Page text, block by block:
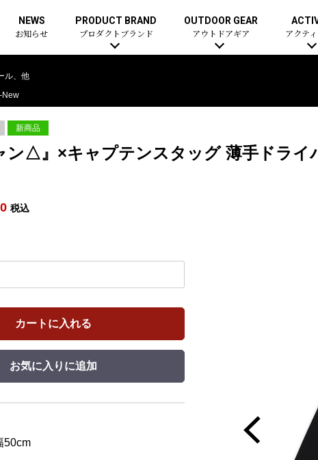
NEWS
お知らせ
PRODUCT BRAND
プロダクトブランド
OUTDOOR GEAR
アウトドアギア アクテ
ル、他
New
新商品
ン△』×キャプテンスタッグ 薄手ドライ
税込
カートに入れる
お気に入りに追加
50cm